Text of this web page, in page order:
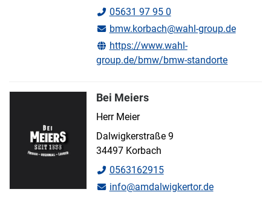
05631 97 95 0
bmw.korbach@wahl-group.de
https://www.wahl-
group.de/bmw/bmw-standorte
Bei Meiers
Herr Meier
Dalwigkerstraße 9
34497 Korbach
0563162915
info@amdalwigkertor.de